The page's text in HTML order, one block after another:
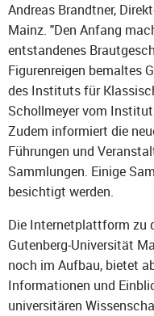
Andreas Brandtner,
Mainz. "Den Anfang
entstandenes
Figurenreigen bemaltes
des Instituts für
Schollmeyer vom
Zudem informiert die
Führungen und
Sammlungen. Einige
besichtigt werden.
Die Internetplattform zu
Gutenberg-Universität
noch im Aufbau, bietet
Informationen und
universitären